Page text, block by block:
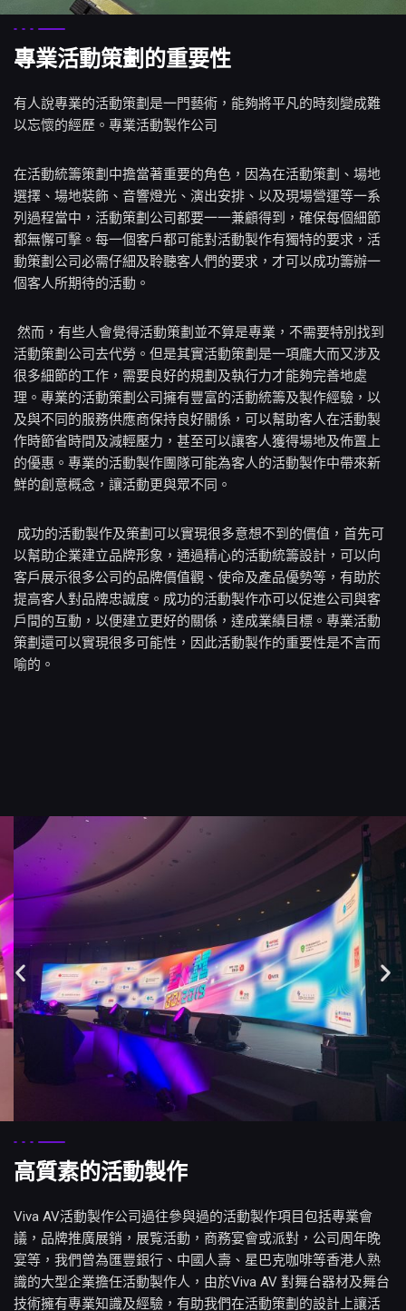
專業活動策劃的重要性
有人說專業的活動策劃是一門藝術，能夠將平凡的時刻變成難
以忘懷的經歷。專業活動製作公司
在活動統籌策劃中擔當著重要的角色，因為在活動策劃、場地
選擇、場地裝飾、音響燈光、演出安排、以及現場營運等一系
列過程當中，活動策劃公司都要一一兼顧得到，確保每個細節
都無懈可擊。每一個客戶都可能對活動製作有獨特的要求，活
動策劃公司必需仔細及聆聽客人們的要求，才可以成功籌辦一
個客人所期待的活動。
然而，有些人會覺得活動策劃並不算是專業，不需要特別找到
活動策劃公司去代勞。但是其實活動策劃是一項龐大而又涉及
很多細節的工作，需要良好的規劃及執行力才能夠完善地處
理。專業的活動策劃公司擁有豐富的活動統籌及製作經驗，以
及與不同的服務供應商保持良好關係，可以幫助客人在活動製
作時節省時間及減輕壓力，甚至可以讓客人獲得場地及佈置上
的優惠。專業的活動製作團隊可能為客人的活動製作中帶來新
鮮的創意概念，讓活動更與眾不同。
成功的活動製作及策劃可以實現很多意想不到的價值，首先可
以幫助企業建立品牌形象，通過精心的活動統籌設計，可以向
客戶展示很多公司的品牌價值觀、使命及產品優勢等，有助於
提高客人對品牌忠誠度。成功的活動製作亦可以促進公司與客
戶間的互動，以便建立更好的關係，達成業績目標。專業活動
策劃還可以實現很多可能性，因此活動製作的重要性是不言而
喻的。
高質素的活動製作
Viva AV活動製作公司過往參與過的活動製作項目包括專業會
議，品牌推廣展銷，展覧活動，商務宴會或派對，公司周年晚
宴等，我們曾為匯豐銀行、中國人壽、星巴克咖啡等香港人熟
識的大型企業擔任活動製作人，由於Viva AV 對舞台器材及舞台
技術擁有專業知識及經驗，有助我們在活動策劃的設計上讓活